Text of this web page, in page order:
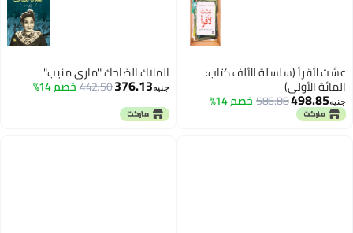
عشت لأقرأ (سلسلة الألف كتاب:
المائة الأولى)
جنيه498.85
586.88خصم 14%
الملاك الضاحك "ماري منيب"
جنيه376.13
442.50خصم 14%